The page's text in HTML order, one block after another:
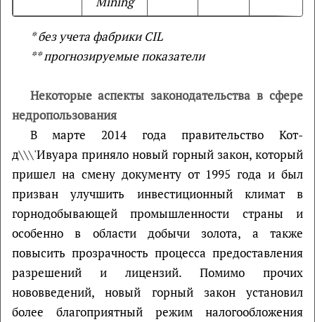
* без учета фабрикиCIL
** прогнозируемые показатели
Некоторые аспекты законодательства в сфере
недропользования
В марте 2014 года правительство Кот-
д\\\'Ивуара приняло новый горный закон, который
пришел на смену документу от 1995 года и был
призван улучшить инвестиционный климат в
горнодобывающей промышленности страны и
особенно в области добычи золота, а также
повысить прозрачность процесса предоставления
разрешений и лицензий. Помимо прочих
нововведений, новый горный закон установил
более благоприятный режим налогообложения